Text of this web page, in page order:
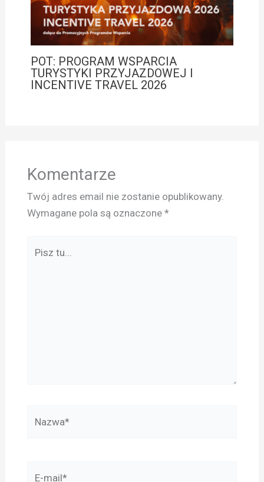
POT: PROGRAM WSPARCIA
TURYSTYKI PRZYJAZDOWEJ I
INCENTIVE TRAVEL 2026
Komentarze
Twój adres email nie zostanie opublikowany.
Wymagane pola są oznaczone *